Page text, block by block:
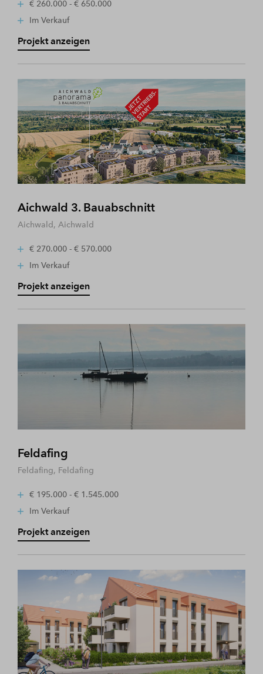
€ 260.000 - € 650.000
Im Verkauf
Projekt anzeigen
Aichwald 3. Bauabschnitt
Aichwald, Aichwald
€ 270.000 - € 570.000
Im Verkauf
Projekt anzeigen
Feldafing
Feldafing, Feldafing
€ 195.000 - € 1.545.000
Im Verkauf
Projekt anzeigen